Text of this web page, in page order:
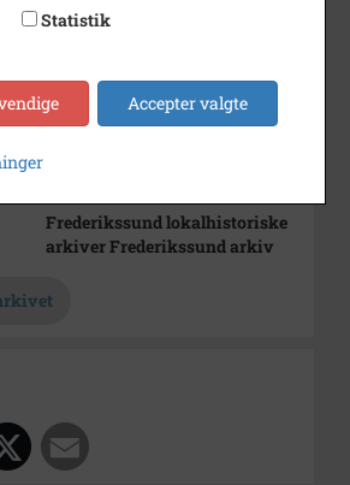
Helmut Hansens billedsamling
1900
Frederikssund lokalhistoriske
arkiver Frederikssund arkiv
Statistik
Accepter valgte